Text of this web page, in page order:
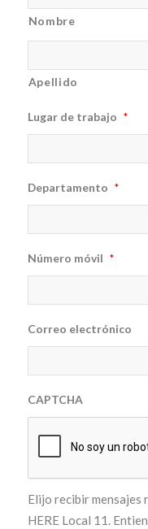
Nombre
Apellido
Lugar de trabajo *
Departamento *
Número móvil *
Correo electrónico
CAPTCHA
Elijo recibir mensajes
HERE Local 11.